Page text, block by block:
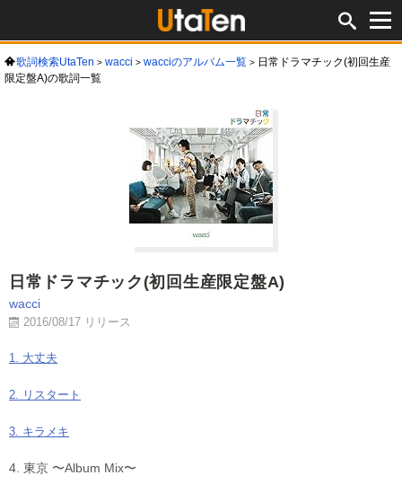
歌詞検索UtaTen wacci wacciのアルバム一覧
日常ドラマチック(初回生産
限定盤A)の歌詞一覧
日常ドラマチック(初回生産限定盤A)
wacci
2016/08/17 リリース
1. 大丈夫
2. リスタート
3. キラメキ
4. 東京 〜Album Mix〜